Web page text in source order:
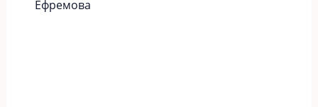
Ефремова